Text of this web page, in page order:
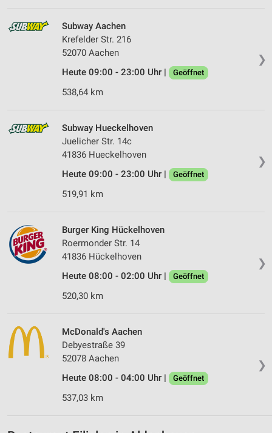
❯
Subway Aachen
Krefelder Str. 216
52070 Aachen
Heute 09:00 - 23:00 Uhr |
Geöffnet
538,64 km
❯
Subway Hueckelhoven
Juelicher Str. 14c
41836 Hueckelhoven
Heute 09:00 - 23:00 Uhr |
Geöffnet
519,91 km
❯
Burger King Hückelhoven
Roermonder Str. 14
41836 Hückelhoven
Heute 08:00 - 02:00 Uhr |
Geöffnet
520,30 km
❯
McDonald's Aachen
Debyestraße 39
52078 Aachen
Heute 08:00 - 04:00 Uhr |
Geöffnet
537,03 km